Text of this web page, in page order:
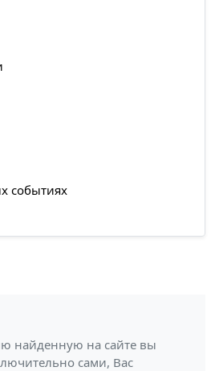
событиях
найденную на сайте вы
сами, Вас